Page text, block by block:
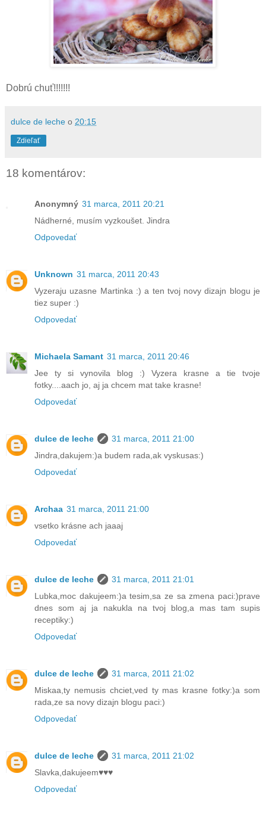
Dobrú chuť!!!!!!!
dulce de leche o 20:15
Zdieľať
18 komentárov:
Anonymný 31 marca, 2011 20:21
Nádherné, musím vyzkoušet. Jindra
Odpovedať
Unknown 31 marca, 2011 20:43
Vyzeraju uzasne Martinka :) a ten tvoj novy dizajn blogu je
tiez super :)
Odpovedať
Michaela Samant 31 marca, 2011 20:46
Jee ty si vynovila blog :) Vyzera krasne a tie tvoje
fotky....aach jo, aj ja chcem mat take krasne!
Odpovedať
dulce de leche
31 marca, 2011 21:00
Jindra,dakujem:)a budem rada,ak vyskusas:)
Odpovedať
Archaa 31 marca, 2011 21:00
vsetko krásne ach jaaaj
Odpovedať
dulce de leche
31 marca, 2011 21:01
Lubka,moc dakujeem:)a tesim,sa ze sa zmena paci:)prave
dnes som aj ja nakukla na tvoj blog,a mas tam supis
receptiky:)
Odpovedať
dulce de leche
31 marca, 2011 21:02
Miskaa,ty nemusis chciet,ved ty mas krasne fotky:)a som
rada,ze sa novy dizajn blogu paci:)
Odpovedať
dulce de leche
31 marca, 2011 21:02
Slavka,dakujeem♥♥♥
Odpovedať